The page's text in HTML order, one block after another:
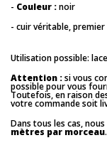
- Couleur :noir
- cuir véritable,
Utilisation possible:
Attention :si vous
possible pour vous
Toutefois, en raison
votre commande soit
Dans tous les cas,
mètres par morceau